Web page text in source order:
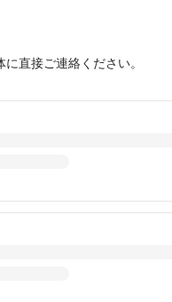
直接ご連絡ください。